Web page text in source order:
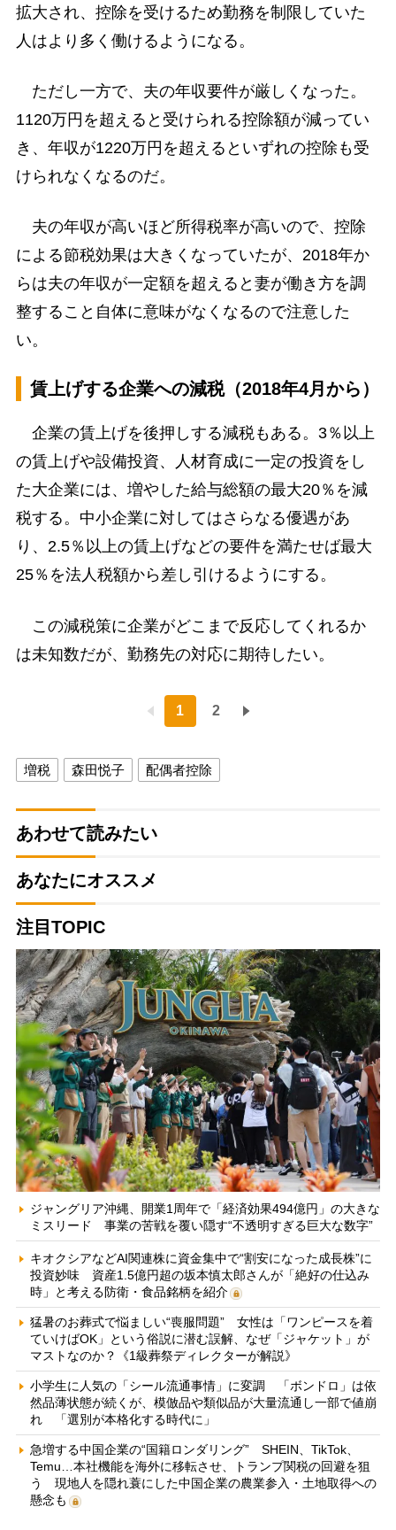
拡大され、控除を受けるため勤務を制限していた
人はより多く働けるようになる。
ただし一方で、夫の年収要件が厳しくなった。
1120万円を超えると受けられる控除額が減ってい
き、年収が1220万円を超えるといずれの控除も受
けられなくなるのだ。
夫の年収が高いほど所得税率が高いので、控除
による節税効果は大きくなっていたが、2018年か
らは夫の年収が一定額を超えると妻が働き方を調
整すること自体に意味がなくなるので注意した
い。
賃上げする企業への減税（2018年4月から）
企業の賃上げを後押しする減税もある。3％以上
の賃上げや設備投資、人材育成に一定の投資をし
た大企業には、増やした給与総額の最大20％を減
税する。中小企業に対してはさらなる優遇があ
り、2.5％以上の賃上げなどの要件を満たせば最大
25％を法人税額から差し引けるようにする。
この減税策に企業がどこまで反応してくれるか
は未知数だが、勤務先の対応に期待したい。
1 2
増税 森田悦子 配偶者控除
あわせて読みたい
あなたにオススメ
注目TOPIC
ジャングリア沖縄、開業1周年で「経済効果494億円」の大きな
ミスリード 事業の苦戦を覆い隠す“不透明すぎる巨大な数字”
キオクシアなどAI関連株に資金集中で“割安になった成長株”に
投資妙味 資産1.5億円超の坂本慎太郎さんが「絶好の仕込み
時」と考える防衛・食品銘柄を紹介
猛暑のお葬式で悩ましい“喪服問題” 女性は「ワンピースを着
ていけばOK」という俗説に潜む誤解、なぜ「ジャケット」が
マストなのか？《1級葬祭ディレクターが解説》
小学生に人気の「シール流通事情」に変調 「ボンドロ」は依
然品薄状態が続くが、模倣品や類似品が大量流通し一部で値崩
れ 「選別が本格化する時代に」
急増する中国企業の“国籍ロンダリング” SHEIN、TikTok、
Temu…本社機能を海外に移転させ、トランプ関税の回避を狙
う 現地人を隠れ蓑にした中国企業の農業参入・土地取得への
懸念も